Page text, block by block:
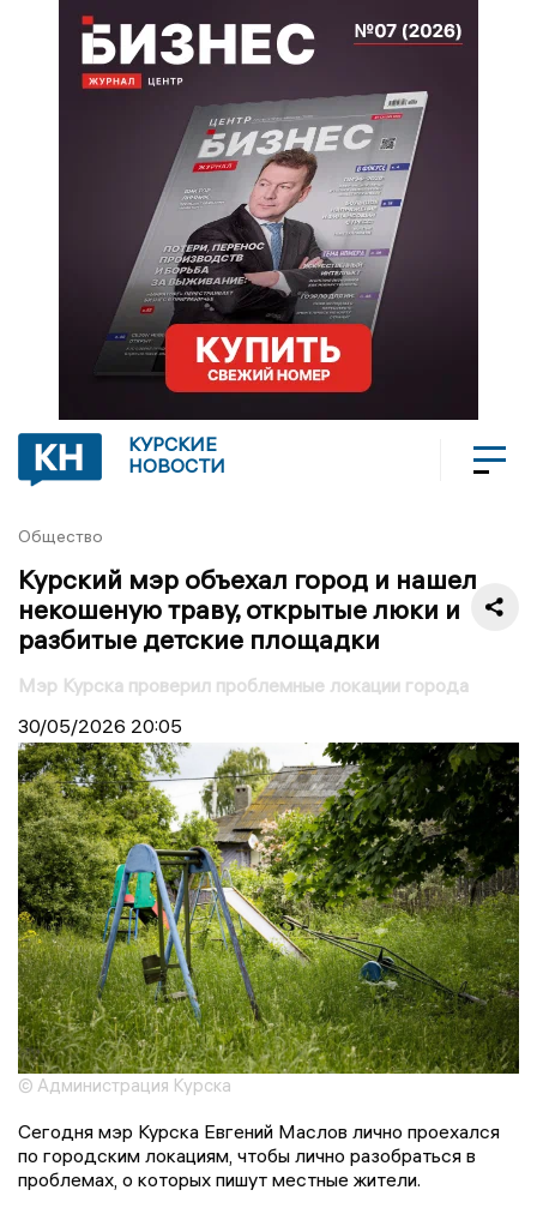
КУРСКИЕ
НОВОСТИ
Общество
Курский мэр объехал город и нашел
некошеную траву, открытые люки и
разбитые детские площадки
Мэр Курска проверил проблемные локации города
30/05/2026 20:05
© Администрация Курска
Сегодня мэр Курска Евгений Маслов лично проехался
по городским локациям, чтобы лично разобраться в
проблемах, о которых пишут местные жители.